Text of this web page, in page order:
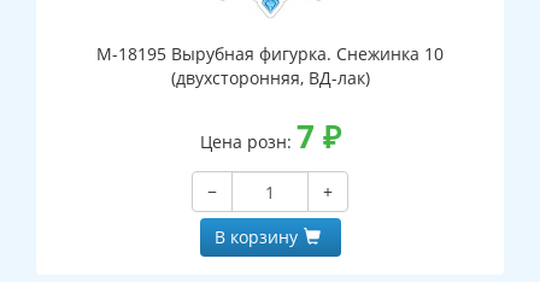
М-18195 Вырубная фигурка. Снежинка 10
(двухсторонняя, ВД-лак)
Цена розн: 7 ₽
−
+
В корзину